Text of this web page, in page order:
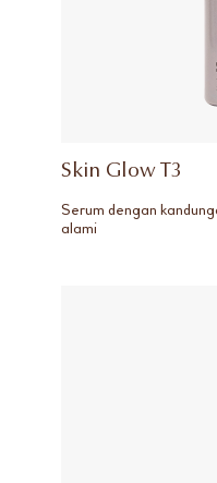
Skin Glow T3
Serum dengan
alami